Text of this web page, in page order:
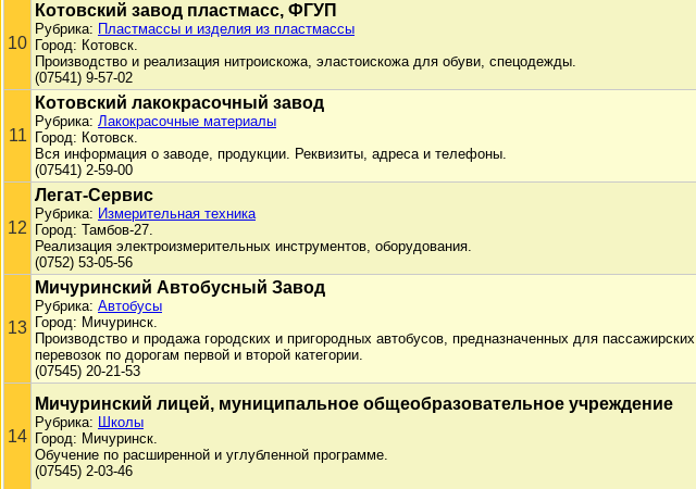
10
Котовский завод пластмасс, ФГУП
Рубрика: Пластмассы и изделия из пластмассы
Город: Котовск.
Производство и реализация нитроискожа, эластоискожа для обуви, спецодежды.
(07541) 9-57-02
11
Котовский лакокрасочный завод
Рубрика: Лакокрасочные материалы
Город: Котовск.
Вся информация о заводе, продукции. Реквизиты, адреса и телефоны.
(07541) 2-59-00
12
Легат-Сервис
Рубрика: Измерительная техника
Город: Тамбов-27.
Реализация электроизмерительных инструментов, оборудования.
(0752) 53-05-56
13
Мичуринский Автобусный Завод
Рубрика: Автобусы
Город: Мичуринск.
Производство и продажа городских и пригородных автобусов, предназначенных для пассажирских
перевозок по дорогам первой и второй категории.
(07545) 20-21-53
14
Мичуринский лицей, муниципальное общеобразовательное учреждение
Рубрика: Школы
Город: Мичуринск.
Обучение по расширенной и углубленной программе.
(07545) 2-03-46